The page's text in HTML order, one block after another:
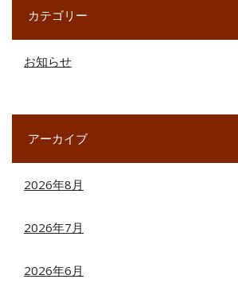
カテゴリー
お知らせ
アーカイブ
2026年8月
2026年7月
2026年6月